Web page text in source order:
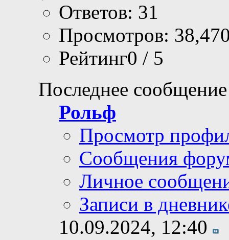
Ответов: 31
Просмотров:
Рейтинг0 / 5
Последнее
Рольф
Просмотр
Сообщения
Личное
Записи в
10.09.2024, 12:40